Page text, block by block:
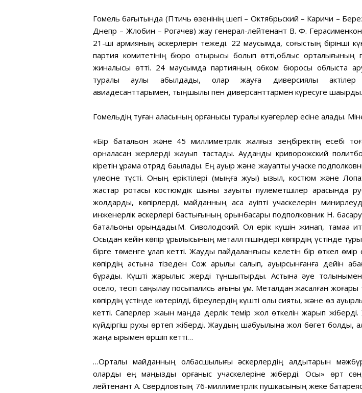
Гомель бағытында (Птичь өзенінің шегі – Октябрьский – Каричи –
Днепр – Жлобин – Рогачев) жау генерал-лейтенант В. Ф.
21-ші армияның әскерлерін тежеді. 22 маусымда, соғыстың бірінші
партия комитетінің бюро отырысы болып өтті,облыс орталығының
жиналысы өтті. 24 маусымда партияның обком бюросы облыста
туралы қаулы қабылдады, олар жауға диверсиялық
авиадесанттарымен, тыңшылық пен диверсанттармен күресуге шақырды.
Гомельдің туған қаласының қорғанысы туралы куәгерлер есіне алады.
«Бір батальон және 45 миллиметрлік жалғыз зеңбіректің есебі
орналасқан жерлерді жауып тастады. Ауданды криворожский
кіретін құрама отряд бақылады. Ең ауыр және жауапты учаске
үлесіне түсті. Оның еріктілері (мыңға жуық) қызыл, костюм және
жастар ротасы костюмдік шыны зауыты пулеметшілер арасында
жолдарды, көпірлерді, майданның аса қауіпті учаскелерін
инженерлік әскерлері бастығының орынбасары подполковник Н.
батальоны орындады.М. Сиволодский. Ол ерік күшін жинап, тамаққа
Осыдан кейін көпір құрылысының металл пішіндері көпірдің үстінде
бірге төменге құлап кетті. Жауды пайдаланғысы келетін бір өткел өмір
көпірдің астына тізеден Сож арқылы салып, ауырсынғанға дейін
бұрады. Күшті жарылыс жерді тұншықтырды. Астына әуе
осело, тесіп саңылау посыпались ағыны құм. Металдан жасалған
көпірдің үстінде көтерілді, біреулердің күшті қолы сияқты, және өз
кетті. Саперлер жақын маңда дерлік темір жол өткелін жарып
күйдіргіш рухы өртеп жіберді. Жаудың шабуылына жол бөгет болды,
жаңа қырымен өршіп кетті…
…Орталық майданның қолбасшылығы әскерлердің қалдықтарын
оларды ең маңызды қорғаныс учаскелеріне жіберді. Осы» өрт
лейтенант А. Свердловтың 76-миллиметрлік пушкасының жеке